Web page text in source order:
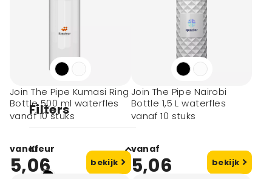
Gevulde waterflesjes
Heupflessen
Alle flessen
Filters
Kleur
Join The Pipe Kumasi Ring
Bottle 500 ml waterfles
vanaf 10 stuks
vanaf
5,06 bekijk
Join The Pipe Nairobi
Bottle 1,5 L waterfles
vanaf 10 stuks
vanaf
5,06 bekijk